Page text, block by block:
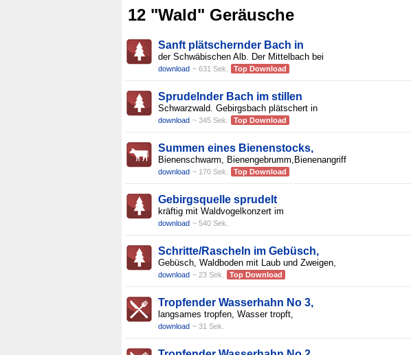
12 "Wald" Geräusche
Sanft plätschernder Bach in
der Schwäbischen Alb. Der Mittelbach bei
download ~ 631 Sek. Top Download
Sprudelnder Bach im stillen
Schwarzwald. Gebirgsbach plätschert in
download ~ 345 Sek. Top Download
Summen eines Bienenstocks,
Bienenschwarm, Bienengebrumm,Bienenangriff
download ~ 170 Sek. Top Download
Gebirgsquelle sprudelt
kräftig mit Waldvogelkonzert im
download ~ 540 Sek.
Schritte/Rascheln im Gebüsch,
Gebüsch, Waldboden mit Laub und Zweigen,
download ~ 23 Sek. Top Download
Tropfender Wasserhahn No 3,
langsames tropfen, Wasser tropft,
download ~ 31 Sek.